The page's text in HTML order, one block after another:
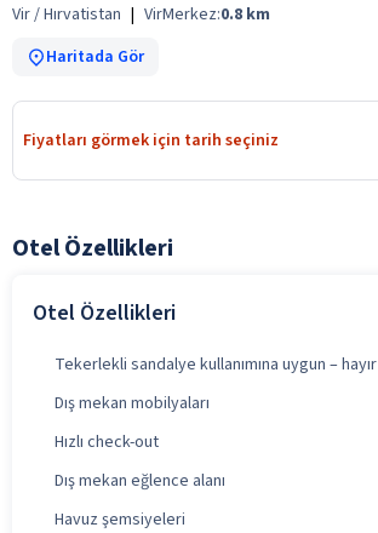
Vir / Hırvatistan | VirMerkez:0.8 km
Haritada Gör
Fiyatları görmek için tarih seçiniz
Otel Özellikleri
Otel Özellikleri
Tekerlekli sandalye kullanımına uygun – hayır
Dış mekan mobilyaları
Hızlı check-out
Dış mekan eğlence alanı
Havuz şemsiyeleri